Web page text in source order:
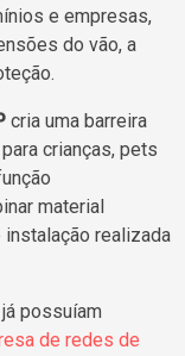
e empresas,
do vão, a
cria uma barreira
crianças, pets
material
realizada
possuíam
de redes de